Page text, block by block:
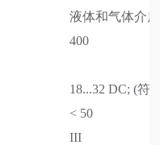
液体和气体介质
400
18...32 DC; (符
< 50
III